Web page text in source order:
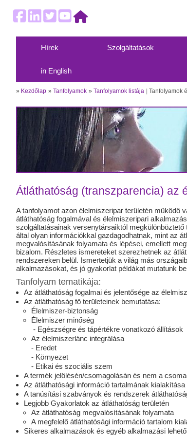
Hírek Szolgáltatások
in English
» Kezdőlap »Tanfolyamok »Tanfolyamok listája Tanfolyamok
Átláthatóság (transzparencia) az
A tanfolyamot azon élelmiszeripar területén működő
átláthatóság fogalmával és élelmiszeripari
szolgáltatásainak versenytársaiktól
által olyan információkkal gazdagodhatnak, mint az
megvalósításának folyamata és lépései, emellett
bizalom. Részletes ismereteket szerezhetnek az
rendszereken belül. Ismertetjük a világ más
alkalmazásokat, és jó gyakorlat példákat mutatunk
Tanfolyam tematikája:
Az átláthatóság fogalmai és jelentősége az
Az átláthatóság fő területeinek bemutatása:
Élelmiszer-biztonság
Élelmiszer minőség
- Egészségre és tápértékre vonatkozó állítások
Az élelmiszerlánc integrálása
- Eredet
- Környezet
- Etikai és szociális szem
A termék jelölésén/csomagolásán és nem a
Az átláthatósági információ tartalmának kialakítása
A tanúsítási szabványok és rendszerek
Legjobb Gyakorlatok az átláthatóság területén
Az átláthatóság megvalósításának folyamata
A megfelelő átláthatósági információ tartalom
Sikeres alkalmazások és egyéb alkalmazási